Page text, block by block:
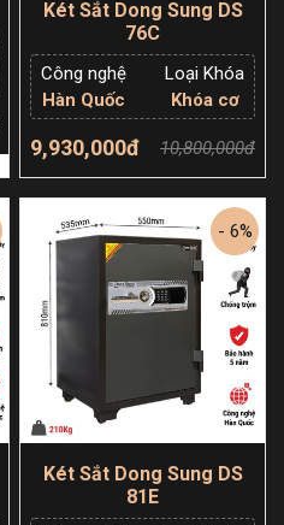
Két Sắt Dong Sung DS
76C
Công nghệ
Hàn Quốc
Loại Khóa
Khóa cơ
9,930,000đ 10,800,000đ
Thêm giỏ hàng
- 6%
Két Sắt Dong Sung DS
81E